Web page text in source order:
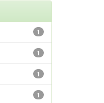
1
1
1
1